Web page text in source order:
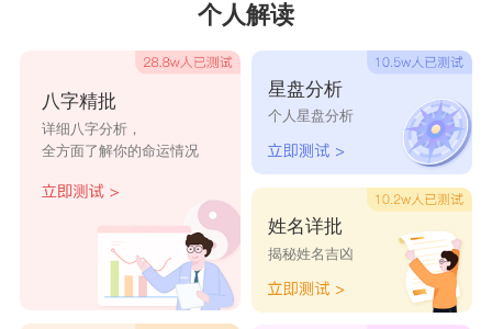
直都是很好的，见了面可能会发自内心的来一句：
水瓶座
曾经的爱人就是停留在过去，干嘛还要在现在
这个时机里遇到?遇到了也是简单一句：走开!
自恋狂的双鱼总觉得前任还是喜欢自己，所以
总会自以为是的来一句：没有我，你过的不好吧?
个人解读
八字精批
详细八字分析，
全方面了解你的命运情况
星盘分析
个人星盘分析
姓名详批
揭秘姓名吉凶